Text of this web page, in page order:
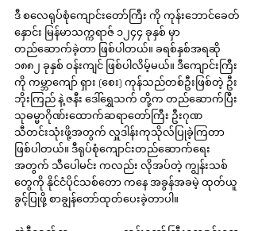
ဒီ စလေရုပ်စုံကျောင်းတော်ကြီး ကို ကုန်းဘောင်ခေတ်
နှောင်း မြန်မာသက္ကရာဇ် ၁၂၄၄ ခုနှစ် မှာ
တည်ဆောက်ခဲ့တာ ဖြစ်ပါတယ်။ ခရစ်နှစ်အရဆို
၁၈၈၂ ခုနှစ် ဝန်းကျင် ဖြစ်ပါလိမ့်မယ်။ ဒီကျောင်းကြီး
ကို ကမ္ဘာကျော် ရှား (စေး) ကုန်သည်တစ်ဦးဖြစ်တဲ့ ဦး
ဘိုးကြည် နဲ့ ဇနီး ဒေါ်ရွှေသက် တို့က တည်ဆောက်ပြီး
သုဓမ္မာဂိုဏ်းထောက်ဆရာတော်ကြီး ဦးဂုဏ
သီတင်းသုံးဖို့အတွက် လှူဒါန်းကုသိုလ်ပြုခဲ့ကြတာ
ဖြစ်ပါတယ်။ ဒီရုပ်စုံကျောင်းတည်ဆောက်ရေး
အတွက် သီပေါမင်း ကလည်း လိုအပ်တဲ့ ကျွန်းသစ်
တွေကို နိုင်ငံပိုင်သစ်တော ကနေ အခွန်အခမဲ့ ထုတ်ယူ
ခွင့်ပြုဖို့ စာချွန်တော်ထုတ်ပေးခဲ့တာပါ။